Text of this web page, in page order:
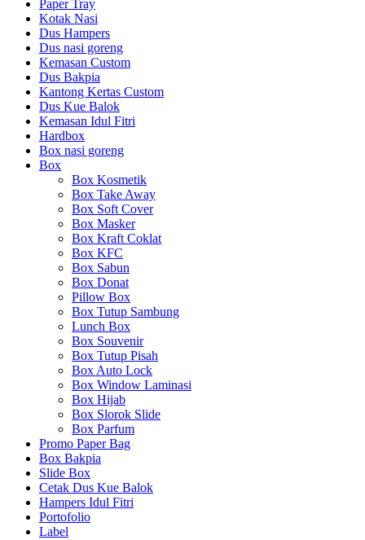
Paper Tray
Kotak Nasi
Dus Hampers
Dus nasi goreng
Kemasan Custom
Dus Bakpia
Kantong Kertas Custom
Dus Kue Balok
Kemasan Idul Fitri
Hardbox
Box nasi goreng
Box
Box Kosmetik
Box Take Away
Box Soft Cover
Box Masker
Box Kraft Coklat
Box KFC
Box Sabun
Box Donat
Pillow Box
Box Tutup Sambung
Lunch Box
Box Souvenir
Box Tutup Pisah
Box Auto Lock
Box Window Laminasi
Box Hijab
Box Slorok Slide
Box Parfum
Promo Paper Bag
Box Bakpia
Slide Box
Cetak Dus Kue Balok
Hampers Idul Fitri
Portofolio
Label